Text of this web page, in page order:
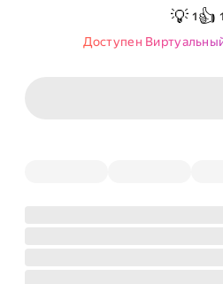
💡 1 👍 1
Доступен